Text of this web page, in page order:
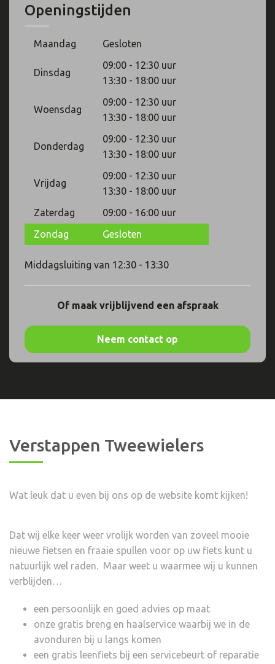
Openingstijden
Maandag Gesloten
Dinsdag
09:00 - 12:30 uur
13:30 - 18:00 uur
Woensdag
09:00 - 12:30 uur
13:30 - 18:00 uur
Donderdag
09:00 - 12:30 uur
13:30 - 18:00 uur
Vrijdag
09:00 - 12:30 uur
13:30 - 18:00 uur
Zaterdag
09:00 - 16:00 uur
Zondag
Gesloten
Middagsluiting van 12:30 - 13:30
Of maak vrijblijvend een afspraak
Neem contact op
Verstappen Tweewielers
Wat leuk dat u even bij ons op de website komt kijken!
Dat wij elke keer weer vrolijk worden van zoveel mooie
nieuwe fietsen en fraaie spullen voor op uw fiets kunt u
natuurlijk wel raden. Maar weet u waarmee wij u kunnen
verblijden…
een persoonlijk en goed advies op maat
onze gratis breng en haalservice waarbij we in de
avonduren bij u langs komen
een gratis leenfiets bij een servicebeurt of reparatie